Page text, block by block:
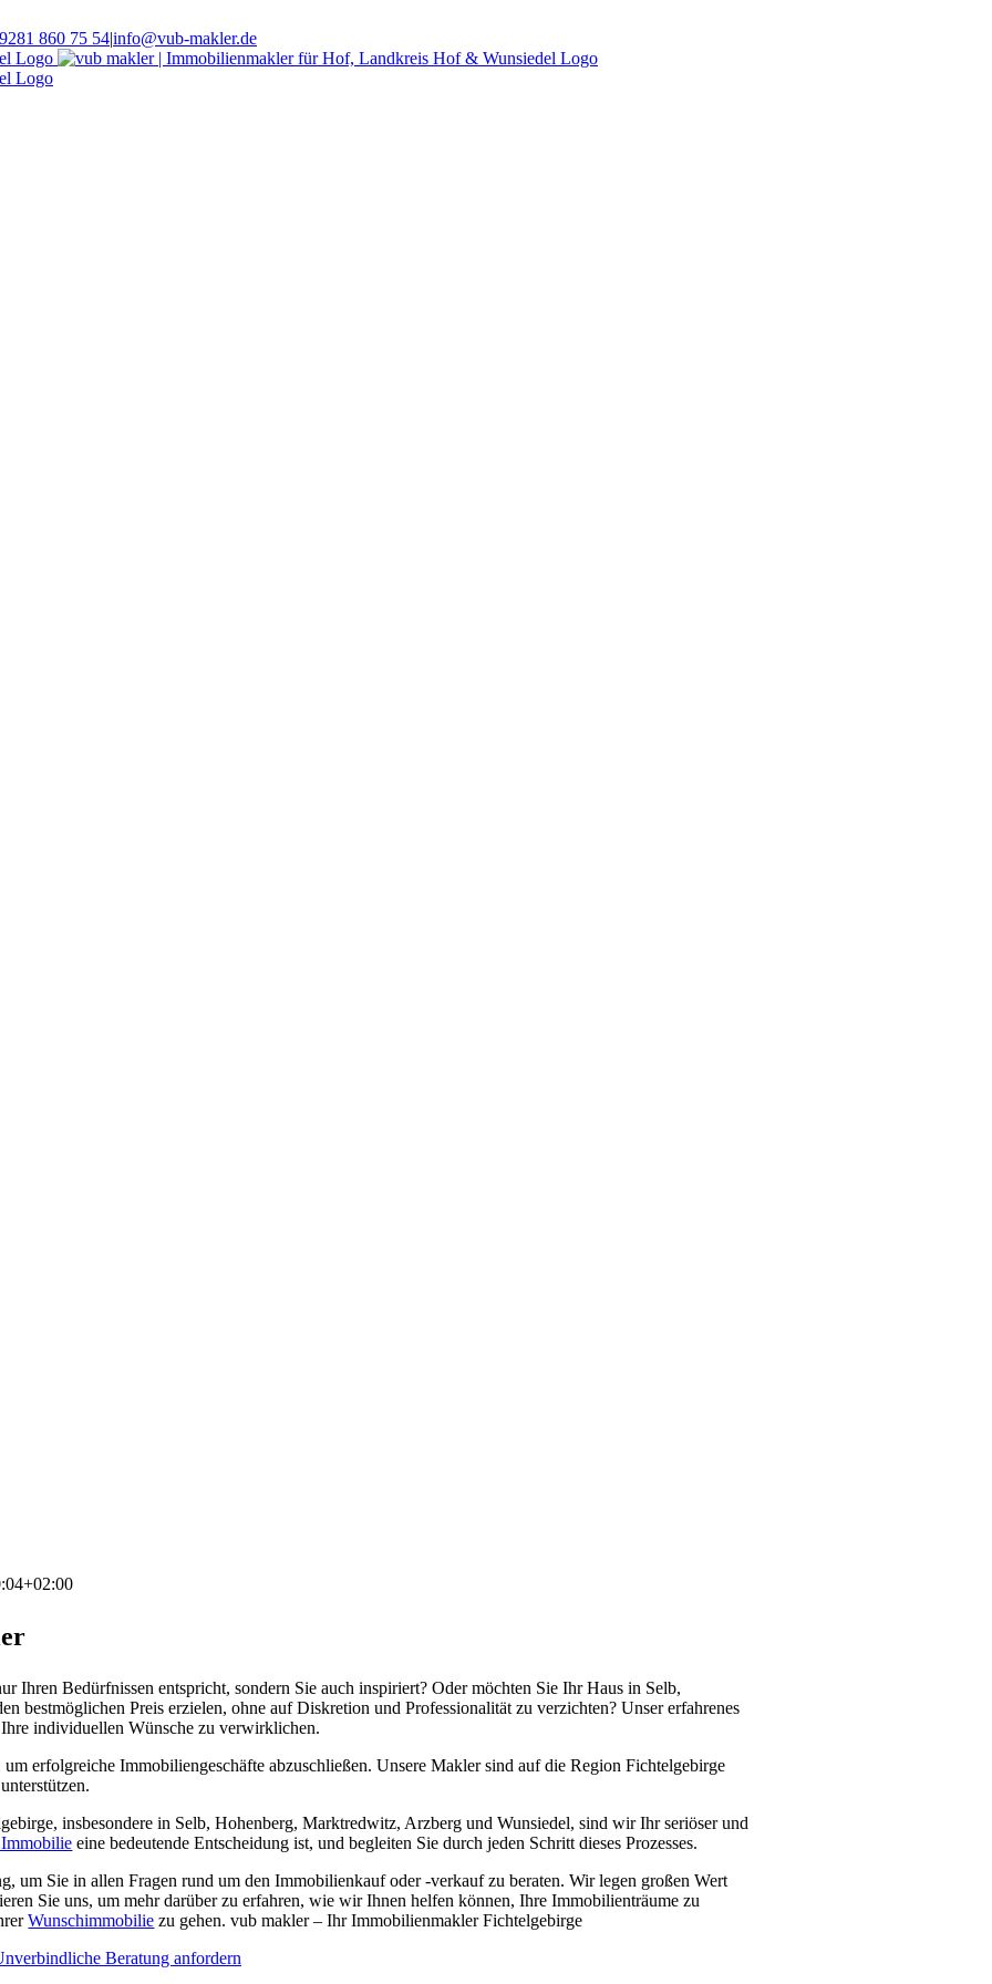
860 75 54|info@vub-makler.de
Ihren Bedürfnissen entspricht, sondern Sie auch inspiriert? Oder möchten Sie Ihr Haus in Selb,
bestmöglichen Preis erzielen, ohne auf Diskretion und Professionalität zu verzichten? Unser erfahrenes
individuellen Wünsche zu verwirklichen.
erfolgreiche Immobiliengeschäfte abzuschließen. Unsere Makler sind auf die Region Fichtelgebirge
insbesondere in Selb, Hohenberg, Marktredwitz, Arzberg und Wunsiedel, sind wir Ihr seriöser und
eine bedeutende Entscheidung ist, und begleiten Sie durch jeden Schritt dieses Prozesses.
um Sie in allen Fragen rund um den Immobilienkauf oder -verkauf zu beraten. Wir legen großen Wert
Sie uns, um mehr darüber zu erfahren, wie wir Ihnen helfen können, Ihre Immobilienträume zu
Wunschimmobilie zu gehen. vub makler – Ihr Immobilienmakler Fichtelgebirge
Beratung anfordern